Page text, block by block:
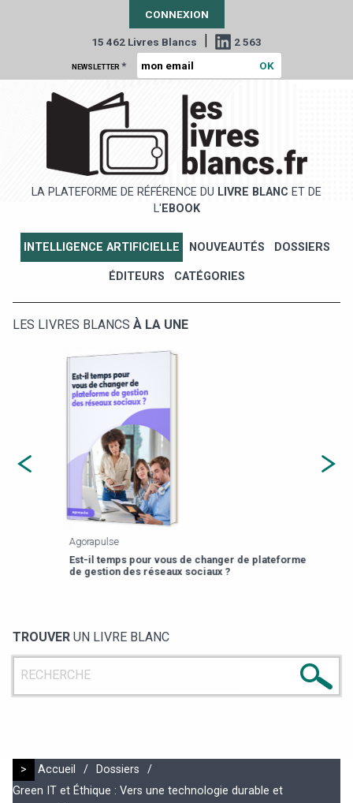
CONNEXION
15 462 Livres Blancs | 2 563
NEWSLETTER *
LA PLATEFORME DE RÉFÉRENCE DU LIVRE BLANC ET DE
L' EBOOK
INTELLIGENCE ARTIFICIELLE NOUVEAUTÉS DOSSIERS
ÉDITEURS CATÉGORIES
LES LIVRES BLANCS À LA UNE
Agorapulse
Est-il temps pour vous de changer de plateforme
de gestion des réseaux sociaux ?
TROUVER UN LIVRE BLANC
> Accueil / Dossiers
/
Green IT et Éthique : Vers une technologie durable et